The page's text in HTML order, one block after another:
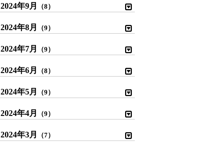
2024年9月 （8）
2024年8月 （9）
2024年7月 （9）
2024年6月 （8）
2024年5月 （9）
2024年4月 （9）
2024年3月 （7）